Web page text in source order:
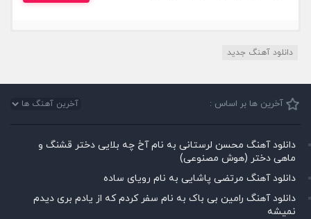
دانلود آهنگ جدید
آخرین ها بر اساس :
دانلود آهنگ محسن لرستانی به نام آخ چه بلایی دختر قشنگ و
ماهی دختر (هوش مصنوعی)
دانلود آهنگ مرتضی پاشایی به نام رویای ساده
دانلود آهنگ رامین بی باک به نام سفر کردم که از یادم بری دیدم
نمیشه